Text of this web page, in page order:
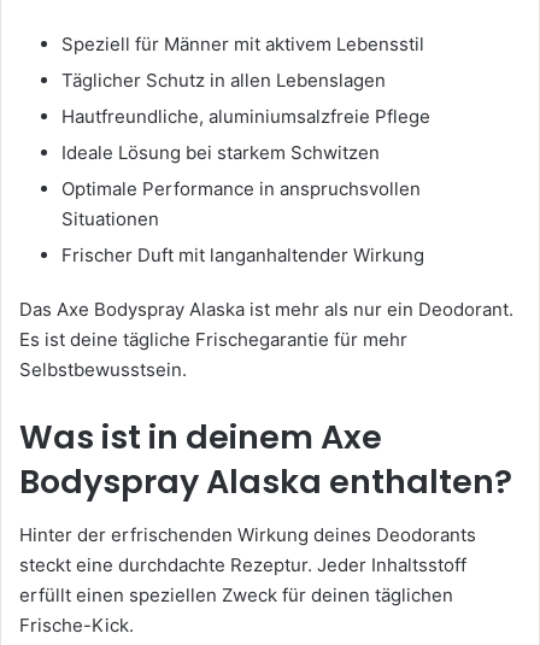
Speziell für Männer mit aktivem Lebensstil
Täglicher Schutz in allen Lebenslagen
Hautfreundliche, aluminiumsalzfreie Pflege
Ideale Lösung bei starkem Schwitzen
Optimale Performance in anspruchsvollen
Situationen
Frischer Duft mit langanhaltender Wirkung
Das Axe Bodyspray Alaska ist mehr als nur ein Deodorant.
Es ist deine tägliche Frischegarantie für mehr
Selbstbewusstsein.
Was ist in deinem Axe
Bodyspray Alaska enthalten?
Hinter der erfrischenden Wirkung deines Deodorants
steckt eine durchdachte Rezeptur. Jeder Inhaltsstoff
erfüllt einen speziellen Zweck für deinen täglichen
Frische-Kick.